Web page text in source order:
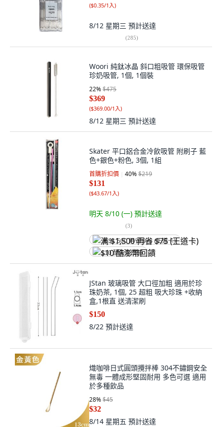
($0.35/1入)
8/12 星期三 預計送達
(285)
Woori 純鈦冰晶 斜口粗吸管 環保吸管
珍奶吸管, 1個, 1個裝
22%$475
$369
($369.00/1入)
8/12 星期三 預計送達
Skater 平口鋁合金冷飲吸管 附刷子 藍
色+銀色+粉色, 3個, 1組
首購折扣價 40%$219
$131
($43.67/1入)
明天 8/10 (一) 預計送達
(3)
满 $1,500 再省 $75 (王道卡)
$10 酷澎幣回饋
JStan 玻璃吸管 大口徑加粗 適用於珍
珠奶茶, 1個, 25 超粗 吸大珍珠 +收納
盒,1根直 送清潔刷
$150
8/22 預計送達
熾咖啡日式圓頭攪拌棒 304不鏽鋼安全
無毒 一體成形堅固耐用 多色可選 適用
於多種飲品
28%$45
$32
8/14 星期五 預計送達